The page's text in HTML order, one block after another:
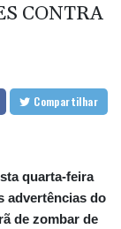
suspeita
'narcoterrorismo'
CONTRA
Compartilhar
quarta-feira
advertências do
de zombar de